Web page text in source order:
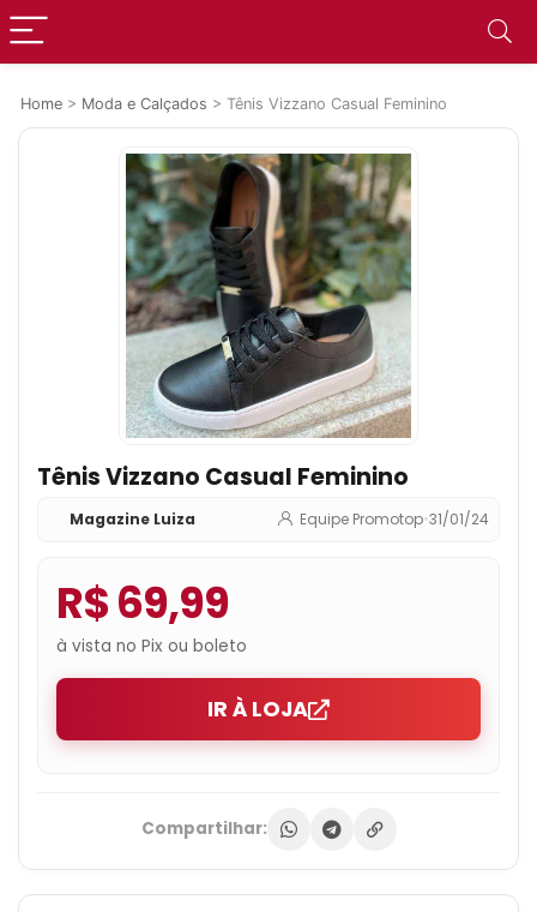
Home > Moda e Calçados > Tênis Vizzano Casual Feminino
Tênis Vizzano Casual Feminino
Magazine Luiza Equipe Promotop•31/01/24
R$ 69,99
à vista no Pix ou boleto
IR À LOJA
Compartilhar: